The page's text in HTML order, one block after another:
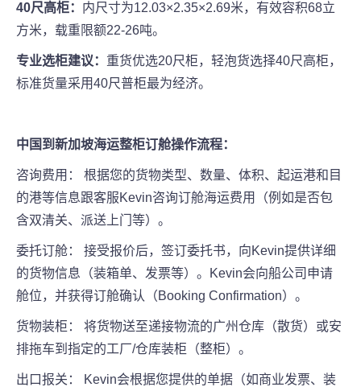
40尺高柜： 内尺寸为12.03×2.35×2.69米，有效容积68立
方米，载重限额22-26吨。
专业选柜建议： 重货优选20尺柜，轻泡货选择40尺高柜，
标准货量采用40尺普柜最为经济。
中国到新加坡海运整柜订舱操作流程：
咨询费用： 根据您的货物类型、数量、体积、起运港和目
的港等信息跟客服Kevin咨询订舱海运费用（例如是否包
含双清关、派送上门等）。
委托订舱： 接受报价后，签订委托书，向Kevin提供详细
的货物信息（装箱单、发票等）。Kevin会向船公司申请
舱位，并获得订舱确认（Booking Confirmation）。
货物装柜： 将货物送至递接物流的广州仓库（散货）或安
排拖车到指定的工厂/仓库装柜（整柜）。
出口报关： Kevin会根据您提供的单据（如商业发票、装